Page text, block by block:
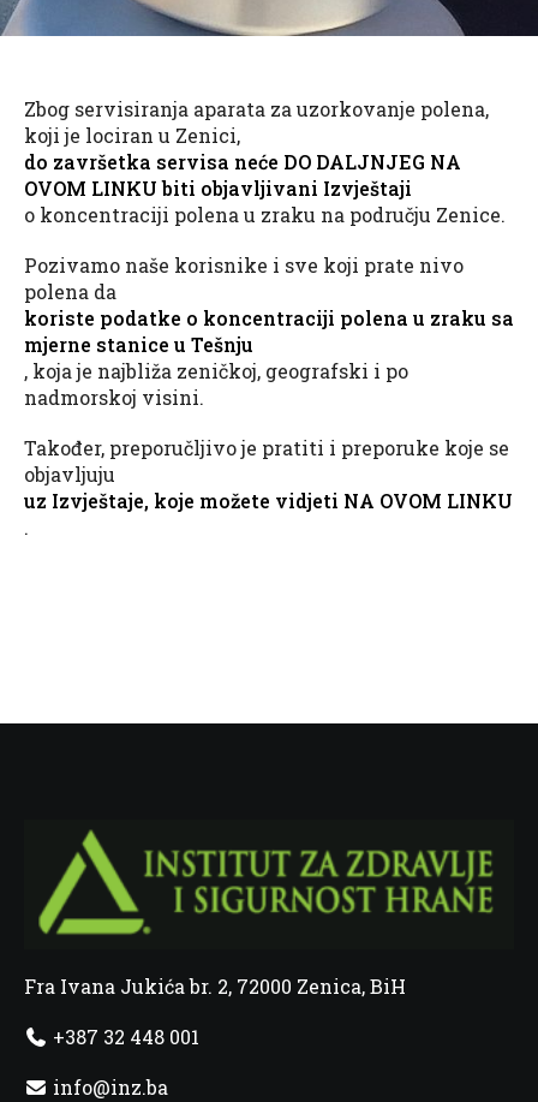
Zbog servisiranja aparata za uzorkovanje polena,
koji je lociran u Zenici,
do završetka servisa neće DO DALJNJEG NA
OVOM LINKU biti objavljivani Izvještaji
o koncentraciji polena u zraku na području Zenice.
Pozivamo naše korisnike i sve koji prate nivo
polena da
koriste podatke o koncentraciji polena u zraku sa
mjerne stanice u Tešnju
, koja je najbliža zeničkoj, geografski i po
nadmorskoj visini.
Također, preporučljivo je pratiti i preporuke koje se
objavljuju
uz Izvještaje, koje možete vidjeti NA OVOM LINKU
.
Fra Ivana Jukića br. 2, 72000 Zenica, BiH
+387 32 448 001
info@inz.ba